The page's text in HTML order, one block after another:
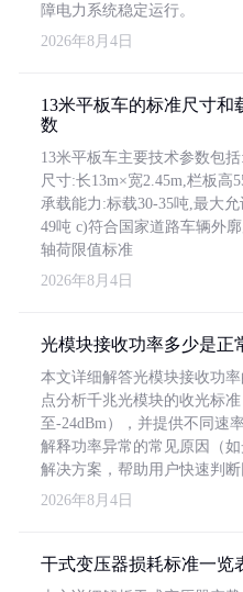
障电力系统稳定运行。
2026年8月4日
13米平板车的标准尺寸和
数
13米平板车主要技术参数包
尺寸:长13m×宽2.45m,栏板高
承载能力:标载30-35吨,最大
49吨 c)符合国家道路车辆外廓
轴荷限值标准
2026年8月4日
光模块接收功率多少是正
本文详细解答光模块接收功
点分析千兆光模块的收光标
至-24dBm），并提供不同速
解释功率异常的常见原因（
解决方案，帮助用户快速判断
2026年8月4日
干式变压器损耗标准一览